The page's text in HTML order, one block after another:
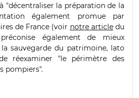
"décentraliser la préparation de la
également promue par
de France (voir notre articledu
également de mieux
sauvegarde du patrimoine, lato
réexaminer "le périmètre des
pompiers".